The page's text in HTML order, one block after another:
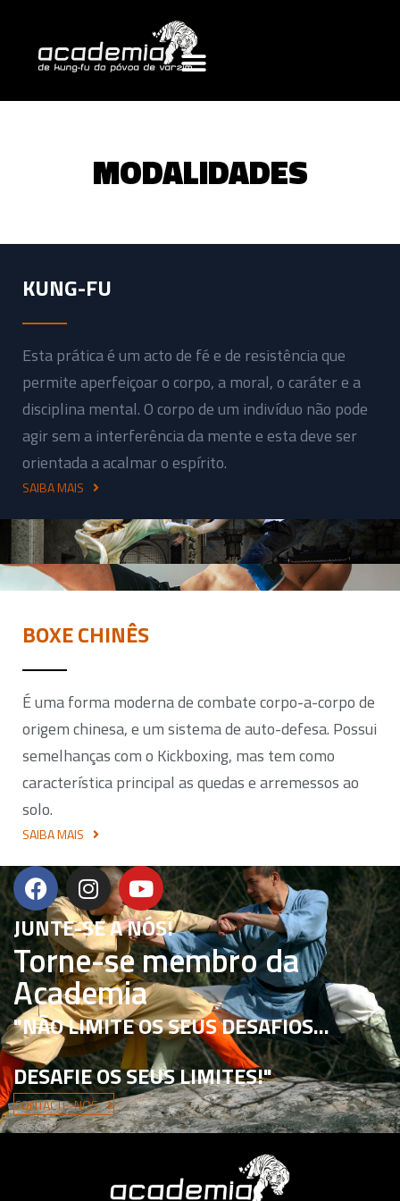
MODALIDADES
KUNG-FU​
Esta prática é um acto de fé e de resistência que
permite aperfeiçoar o corpo, a moral, o caráter e a
disciplina mental. O corpo de um indivíduo não pode
agir sem a interferência da mente e esta deve ser
orientada a acalmar o espírito.
SAIBA MAIS
BOXE CHINÊS
É uma forma moderna de combate corpo-a-corpo de
origem chinesa, e um sistema de auto-defesa. Possui
semelhanças com o Kickboxing, mas tem como
característica principal as quedas e arremessos ao
solo.
SAIBA MAIS
JUNTE-SE A NÓS!
Torne-se membro da
Academia
"NÃO LIMITE OS SEUS DESAFIOS...
DESAFIE OS SEUS LIMITES!"
CONTACTE-NOS